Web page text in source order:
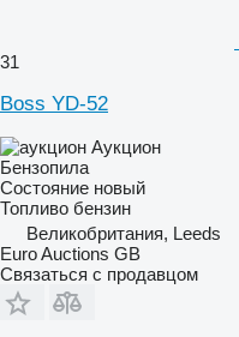
31
Boss YD-52
Аукцион
Бензопила
Состояние новый
Топливо бензин
Великобритания, Leeds
Euro Auctions GB
Связаться с продавцом